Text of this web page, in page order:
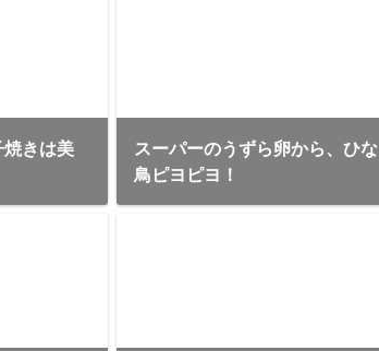
きは美
スーパーのうずら卵から、ひな
鳥ピヨピヨ！